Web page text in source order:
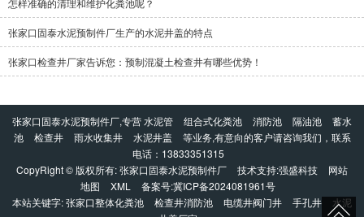
怎样准确的清理和维护化粪池呢？
张家口固泰水泥预制件厂生产的水泥井盖的特点
张家口检查井厂家告诉您：预制混凝土检查井有哪些优势！
张家口固泰水泥预制件厂,专营水泥管 组合式化粪池 消防池 隔油池
蓄水
池
检查井 雨水收集井 水泥井盖
等业务,有意向的客户请咨询我们，联系
电话： 13833351315
CopyRight © 版权所有:张家口固泰水泥预制件厂 技术支持:强盛科技
网站
地图
XML 备案号:冀ICP备2024081961号
本站关键字:张家口整体化粪池 检查井消防池 电缆井阀门井 手孔井
水泥